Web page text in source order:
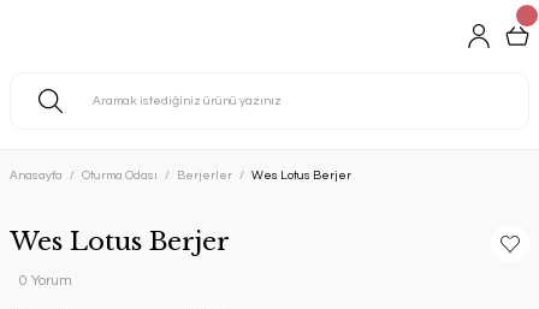
Anasayfa Oturma Odası Berjerler Wes Lotus Berjer
Wes Lotus Berjer
0 Yorum